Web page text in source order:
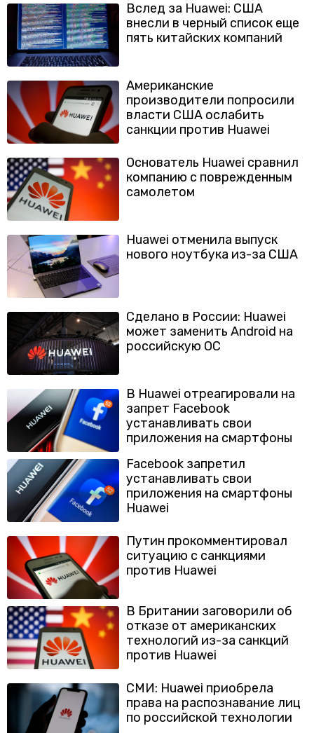
Вслед за Huawei: США
внесли в черный список еще
пять китайских компаний
Американские
производители попросили
власти США ослабить
санкции против Huawei
Основатель Huawei сравнил
компанию с поврежденным
самолетом
Huawei отменила выпуск
нового ноутбука из-за США
Сделано в России: Huawei
может заменить Android на
российскую ОС
В Huawei отреагировали на
запрет Facebook
устанавливать свои
приложения на смартфоны
Facebook запретил
устанавливать свои
приложения на смартфоны
Huawei
Путин прокомментировал
ситуацию с санкциями
против Huawei
В Британии заговорили об
отказе от американских
технологий из-за санкций
против Huawei
СМИ: Huawei приобрела
права на распознавание лиц
по российской технологии